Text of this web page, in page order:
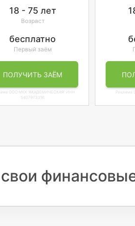
18 - 75 лет
Возраст
бесплатно
Первый заём
ПОЛУЧИТЬ ЗАЁМ
ООО МКК "АКАДЕМИЧЕСКАЯ" ИНН
5407973316